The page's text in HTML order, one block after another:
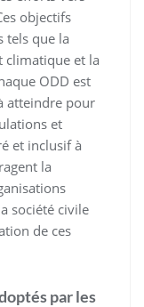
objectifs
tels que la
climatique et la
ODD est
atteindre pour
et
et inclusif à
la
société civile
de ces
par les